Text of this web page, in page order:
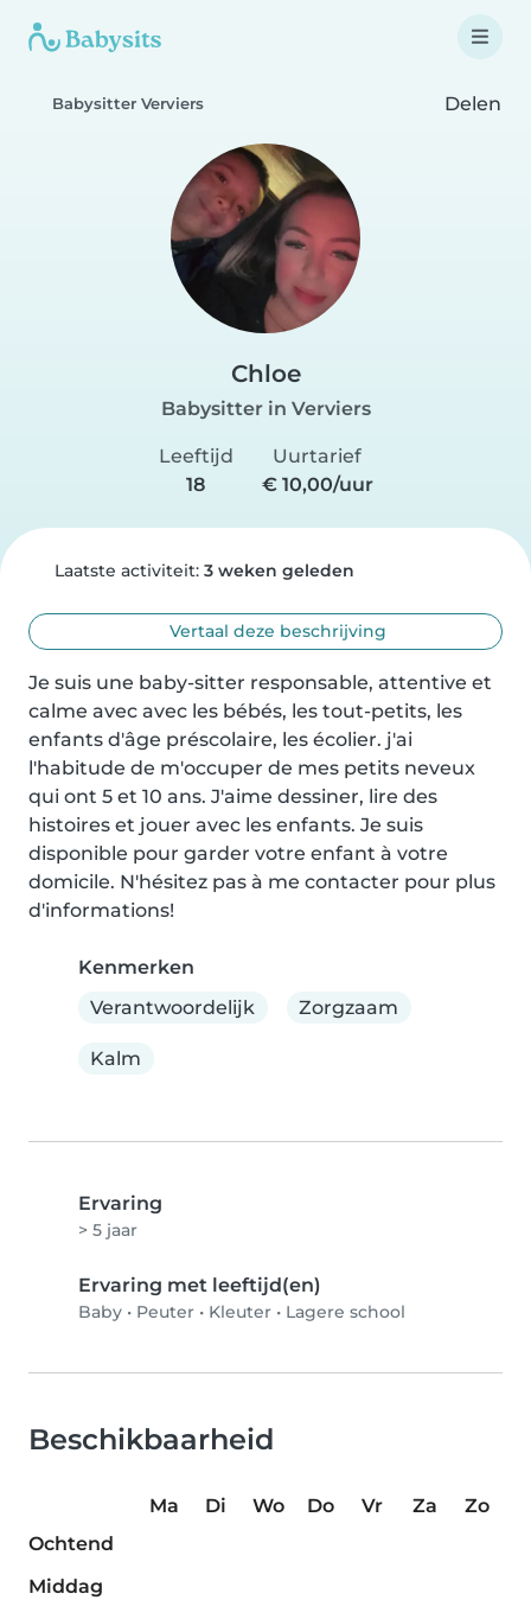
Babysitter Verviers Delen
Chloe
Babysitter in Verviers
Leeftijd
18
Uurtarief
€ 10,00/uur
Laatste activiteit: 3 weken geleden
Vertaal deze beschrijving
Je suis une baby-sitter responsable, attentive et
calme avec avec les bébés, les tout-petits, les
enfants d'âge préscolaire, les écolier. j'ai
l'habitude de m'occuper de mes petits neveux
qui ont 5 et 10 ans. J'aime dessiner, lire des
histoires et jouer avec les enfants. Je suis
disponible pour garder votre enfant à votre
domicile. N'hésitez pas à me contacter pour plus
d'informations!
Kenmerken
Verantwoordelijk
Zorgzaam
Kalm
Ervaring
> 5 jaar
Ervaring met leeftijd(en)
Baby • Peuter • Kleuter • Lagere school
Beschikbaarheid
Ma Di Wo Do Vr Za
Zo
Ochtend
Middag